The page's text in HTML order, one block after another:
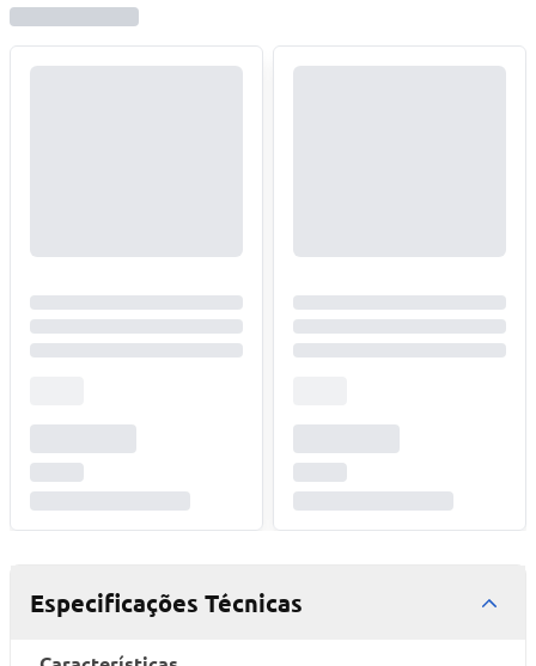
Especificações Técnicas